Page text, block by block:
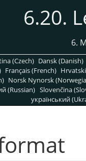
6.20.
6.
(Czech) Dansk (Danish)
Français (French)
Norsk Nynorsk
(Russian) Slovenčina
український